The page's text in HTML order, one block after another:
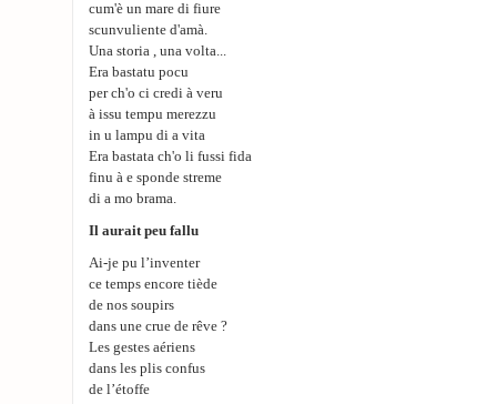
cum'è un mare di fiure
scunvuliente d'amà.
Una storia , una volta...
Era bastatu pocu
per ch'o ci credi à veru
à issu tempu merezzu
in u lampu di a vita
Era bastata ch'o li fussi fida
finu à e sponde streme
di a mo brama.
Il aurait peu fallu
Ai-je pu l’inventer
ce temps encore tiède
de nos soupirs
dans une crue de rêve ?
Les gestes aériens
dans les plis confus
de l’étoffe